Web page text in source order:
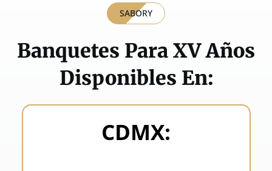
SABORY
Banquetes Para XV Años
Disponibles En:
CDMX: